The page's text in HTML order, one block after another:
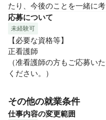
たり、今後のことを一緒に
応募について
未経験可
【必要な資格等】
正看護師
（准看護師の方もご応募い
ください。）
その他の就業条件
仕事内容の変更範囲